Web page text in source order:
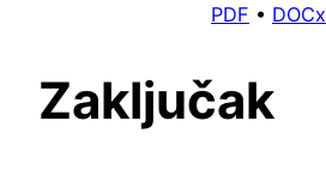
PDF • DOCx
Zaključak